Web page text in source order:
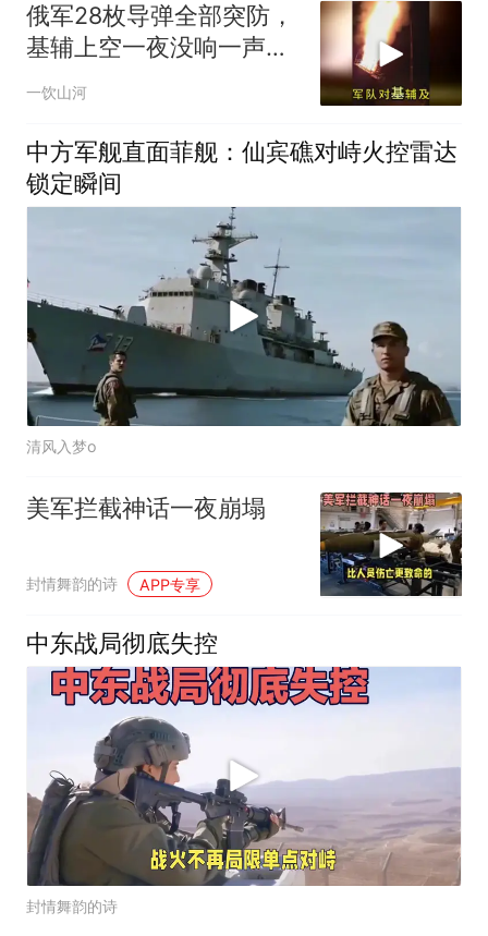
俄军28枚导弹全部突防，
基辅上空一夜没响一声拦
截弹，乌克兰防空进入最
一饮山河
中方军舰直面菲舰：仙宾礁对峙火控雷达
锁定瞬间
清风入梦o
美军拦截神话一夜崩塌
封情舞韵的诗 APP专享
中东战局彻底失控
封情舞韵的诗